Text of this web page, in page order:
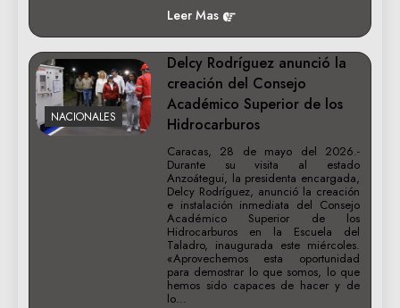
Leer Mas
NACIONALES
Delcy Rodríguez anunció la
creación del Consejo
Académico Superior de los
Hidrocarburos
Caracas, 28 de mayo del 2026.-
Durante su visita al estado
Anzoátegui, la presidenta encargada,
Delcy Rodríguez, anunció la creación
e instalación inmediata del Consejo
Académico Superior de los
Hidrocarburos en la Escuela del
Taladro, inaugurada este miércoles.
«Aprovechemos esta oportunidad
para demostrar lo que somos, lo que
hemos sido capaces de hacer y de
lo…